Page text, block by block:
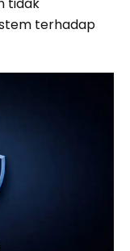
terhadap